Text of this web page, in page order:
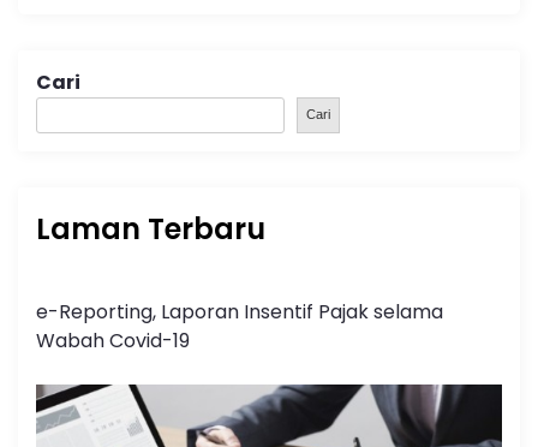
Cari
Cari
Laman Terbaru
e-Reporting, Laporan Insentif Pajak selama
Wabah Covid-19